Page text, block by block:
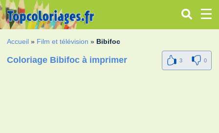
Accueil » Film et télévision » Bibifoc
Coloriage Bibifoc à imprimer 3 0